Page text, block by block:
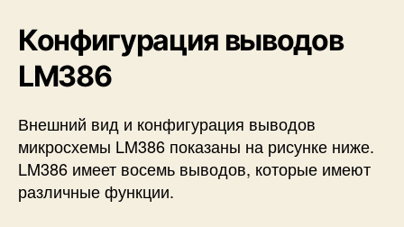
Конфигурация выводов
LM386
Внешний вид и конфигурация выводов
микросхемы LM386 показаны на рисунке ниже.
LM386 имеет восемь выводов, которые имеют
различные функции.